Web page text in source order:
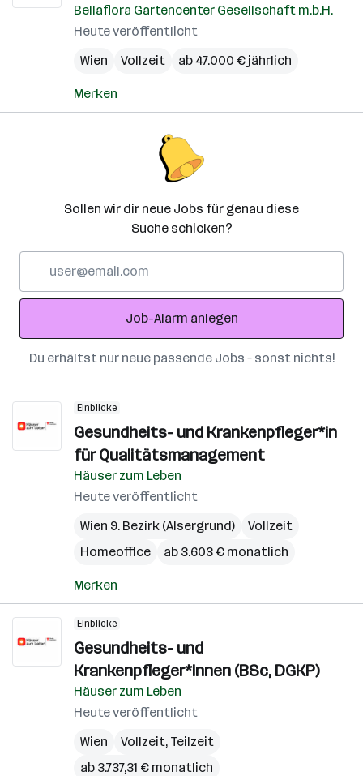
Bellaflora Gartencenter Gesellschaft m.b.H.
Heute veröffentlicht
Wien
Vollzeit ab 47.000 € jährlich
Merken
Sollen wir dir neue Jobs für genau diese
Suche schicken?
Adresse
Job-Alarm anlegen
Du erhältst nur neue passende Jobs – sonst nichts!
Einblicke
Gesundheits- und Krankenpfleger*in
für Qualitätsmanagement
Häuser zum Leben
Heute veröffentlicht
Wien 9. Bezirk (Alsergrund)
Vollzeit
Homeoffice
ab 3.603 € monatlich
Merken
Einblicke
Gesundheits- und
Krankenpfleger*innen (BSc, DGKP)
Häuser zum Leben
Heute veröffentlicht
Wien
Vollzeit, Teilzeit
ab 3.737,31 € monatlich